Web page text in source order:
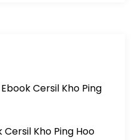
Cersil Kho Ping
Cersil Kho Ping Hoo